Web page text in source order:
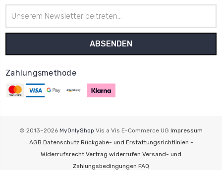
Mail-
Adresse
Zahlungsmethode
© 2013–2026 MyOnlyShop Vis a Vis E-Commerce UG Impressum
AGB Datenschutz Rückgabe- und Erstattungsrichtlinien -
Widerrufsrecht Vertrag widerrufen Versand- und
Zahlungsbedingungen FAQ